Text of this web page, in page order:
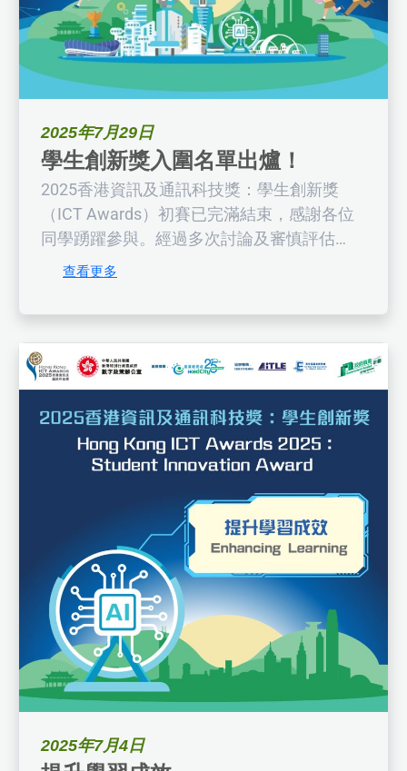
2025年7月29日
學生創新獎入圍名單出爐！
2025香港資訊及通訊科技獎：學生創新獎
（ICT Awards）初賽已完滿結束，感謝各位
同學踴躍參與。經過多次討論及審慎評估
後，比賽的入圍結果已出爐，一共選出了151
查看更多
2025年7月4日